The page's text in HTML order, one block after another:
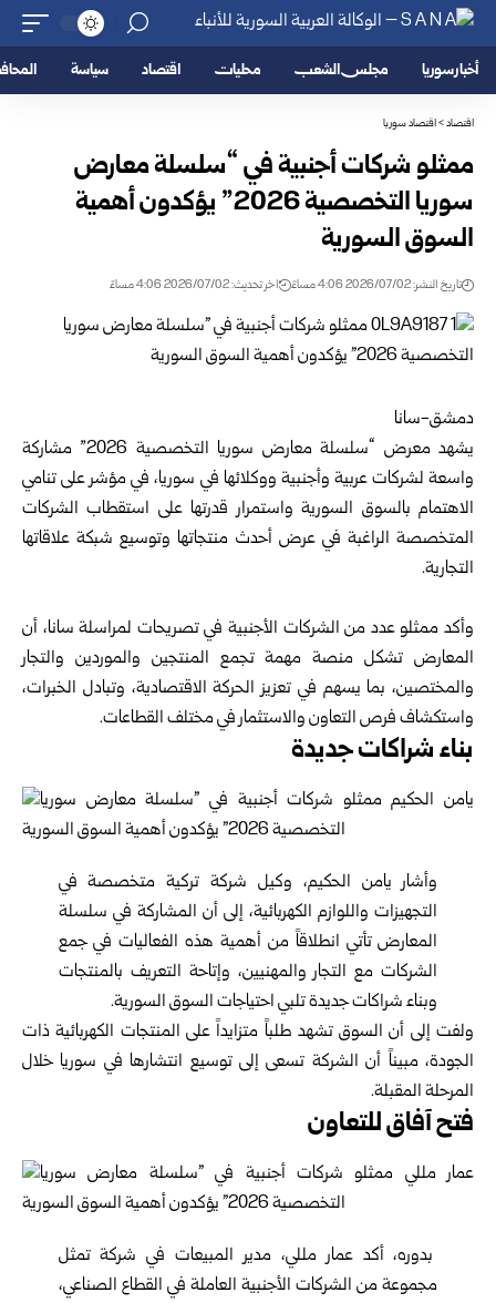
أخبار سوريا مجلس الشعب محليات اقتصاد سياسة
اقتصاد>اقتصاد سوريا
ممثلو شركات أجنبية في “سلسلة معارض
سوريا التخصصية 2026” يؤكدون أهمية
السوق السورية
تاريخ النشر: 2026/07/02 4:06 مساءً اخر تحديث: 2026/07/02 4:06 مساءً
دمشق-سانا
يشهد معرض “سلسلة معارض سوريا التخصصية 2026” مشاركة
واسعة لشركات عربية وأجنبية ووكلائها في سوريا، في مؤشر على تنامي
الاهتمام بالسوق السورية واستمرار قدرتها على استقطاب الشركات
المتخصصة الراغبة في عرض أحدث منتجاتها وتوسيع شبكة علاقاتها
التجارية.
وأكد ممثلو عدد من الشركات الأجنبية في تصريحات لمراسلة سانا، أن
المعارض تشكل منصة مهمة تجمع المنتجين والموردين والتجار
والمختصين، بما يسهم في تعزيز الحركة الاقتصادية، وتبادل الخبرات،
واستكشاف فرص التعاون والاستثمار في مختلف القطاعات.
بناء شراكات جديدة
وأشار يامن الحكيم، وكيل شركة تركية متخصصة في
التجهيزات واللوازم الكهربائية، إلى أن المشاركة في سلسلة
المعارض تأتي انطلاقاً من أهمية هذه الفعاليات في جمع
الشركات مع التجار والمهنيين، وإتاحة التعريف بالمنتجات
وبناء شراكات جديدة تلبي احتياجات السوق السورية.
ولفت إلى أن السوق تشهد طلباً متزايداً على المنتجات الكهربائية ذات
الجودة، مبيناً أن الشركة تسعى إلى توسيع انتشارها في سوريا خلال
المرحلة المقبلة.
فتح آفاق للتعاون
بدوره، أكد عمار مللي، مدير المبيعات في شركة تمثل
مجموعة من الشركات الأجنبية العاملة في القطاع الصناعي،